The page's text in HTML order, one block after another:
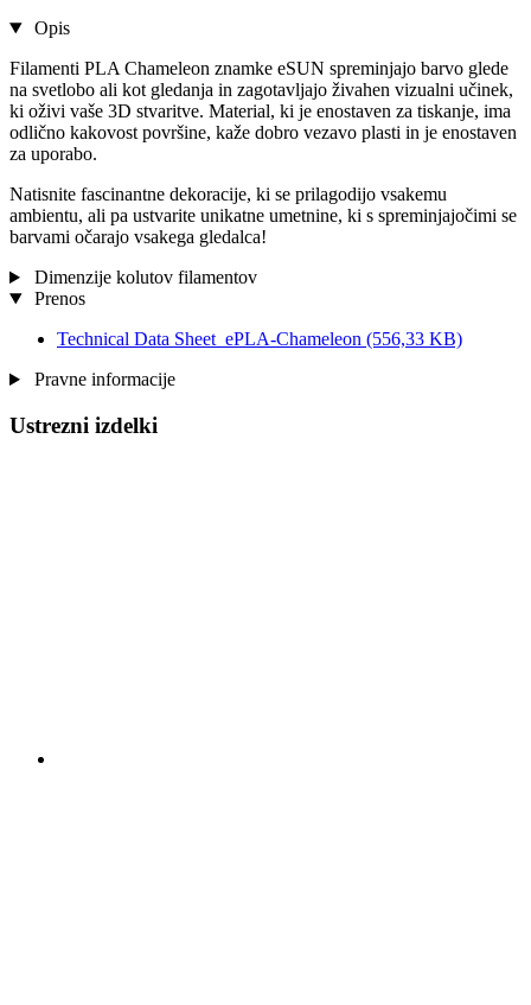
Opis
Filamenti PLA Chameleon znamke eSUN spreminjajo barvo glede
na svetlobo ali kot gledanja in zagotavljajo živahen vizualni učinek,
ki oživi vaše 3D stvaritve. Material, ki je enostaven za tiskanje, ima
odlično kakovost površine, kaže dobro vezavo plasti in je enostaven
za uporabo.
Natisnite fascinantne dekoracije, ki se prilagodijo vsakemu
ambientu, ali pa ustvarite unikatne umetnine, ki s spreminjajočimi se
barvami očarajo vsakega gledalca!
Dimenzije kolutov filamentov
Prenos
Technical Data Sheet_ePLA-Chameleon (556,33 KB)
Pravne informacije
Ustrezni izdelki